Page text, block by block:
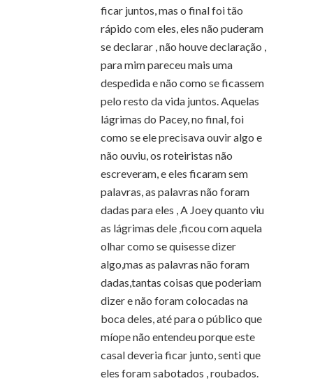
ficar juntos, mas o final foi tão
rápido com eles, eles não puderam
se declarar , não houve declaração ,
para mim pareceu mais uma
despedida e não como se ficassem
pelo resto da vida juntos. Aquelas
lágrimas do Pacey, no final, foi
como se ele precisava ouvir algo e
não ouviu, os roteiristas não
escreveram, e eles ficaram sem
palavras, as palavras não foram
dadas para eles , A Joey quanto viu
as lágrimas dele ,ficou com aquela
olhar como se quisesse dizer
algo,mas as palavras não foram
dadas,tantas coisas que poderiam
dizer e não foram colocadas na
boca deles, até para o público que
míope não entendeu porque este
casal deveria ficar junto, senti que
eles foram sabotados , roubados.